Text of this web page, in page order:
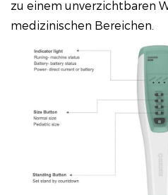
zu einem unverzichtbaren
medizinischen Bereichen.